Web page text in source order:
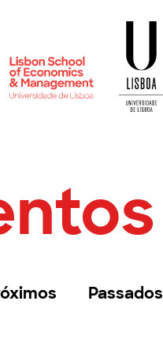
Passados